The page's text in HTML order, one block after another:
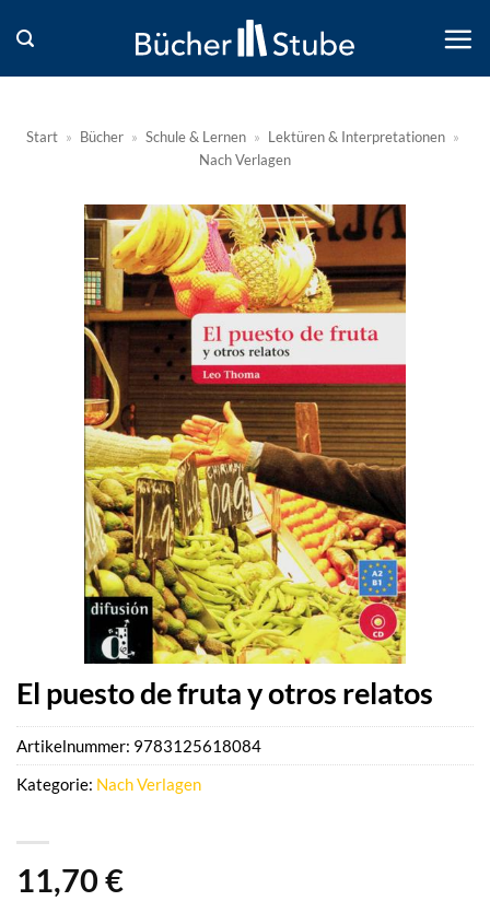
Inhalt
springen
Start » Bücher » Schule & Lernen » Lektüren & Interpretationen »
Nach Verlagen
El puesto de fruta y otros relatos
11,70 €
Artikelnummer: 9783125618084
Kategorie: Nach Verlagen